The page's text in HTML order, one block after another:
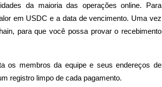
da maioria das operações online. Para
em USDC e a data de vencimento. Uma vez
para que você possa provar o recebimento
os membros da equipe e seus endereços de
registro limpo de cada pagamento.